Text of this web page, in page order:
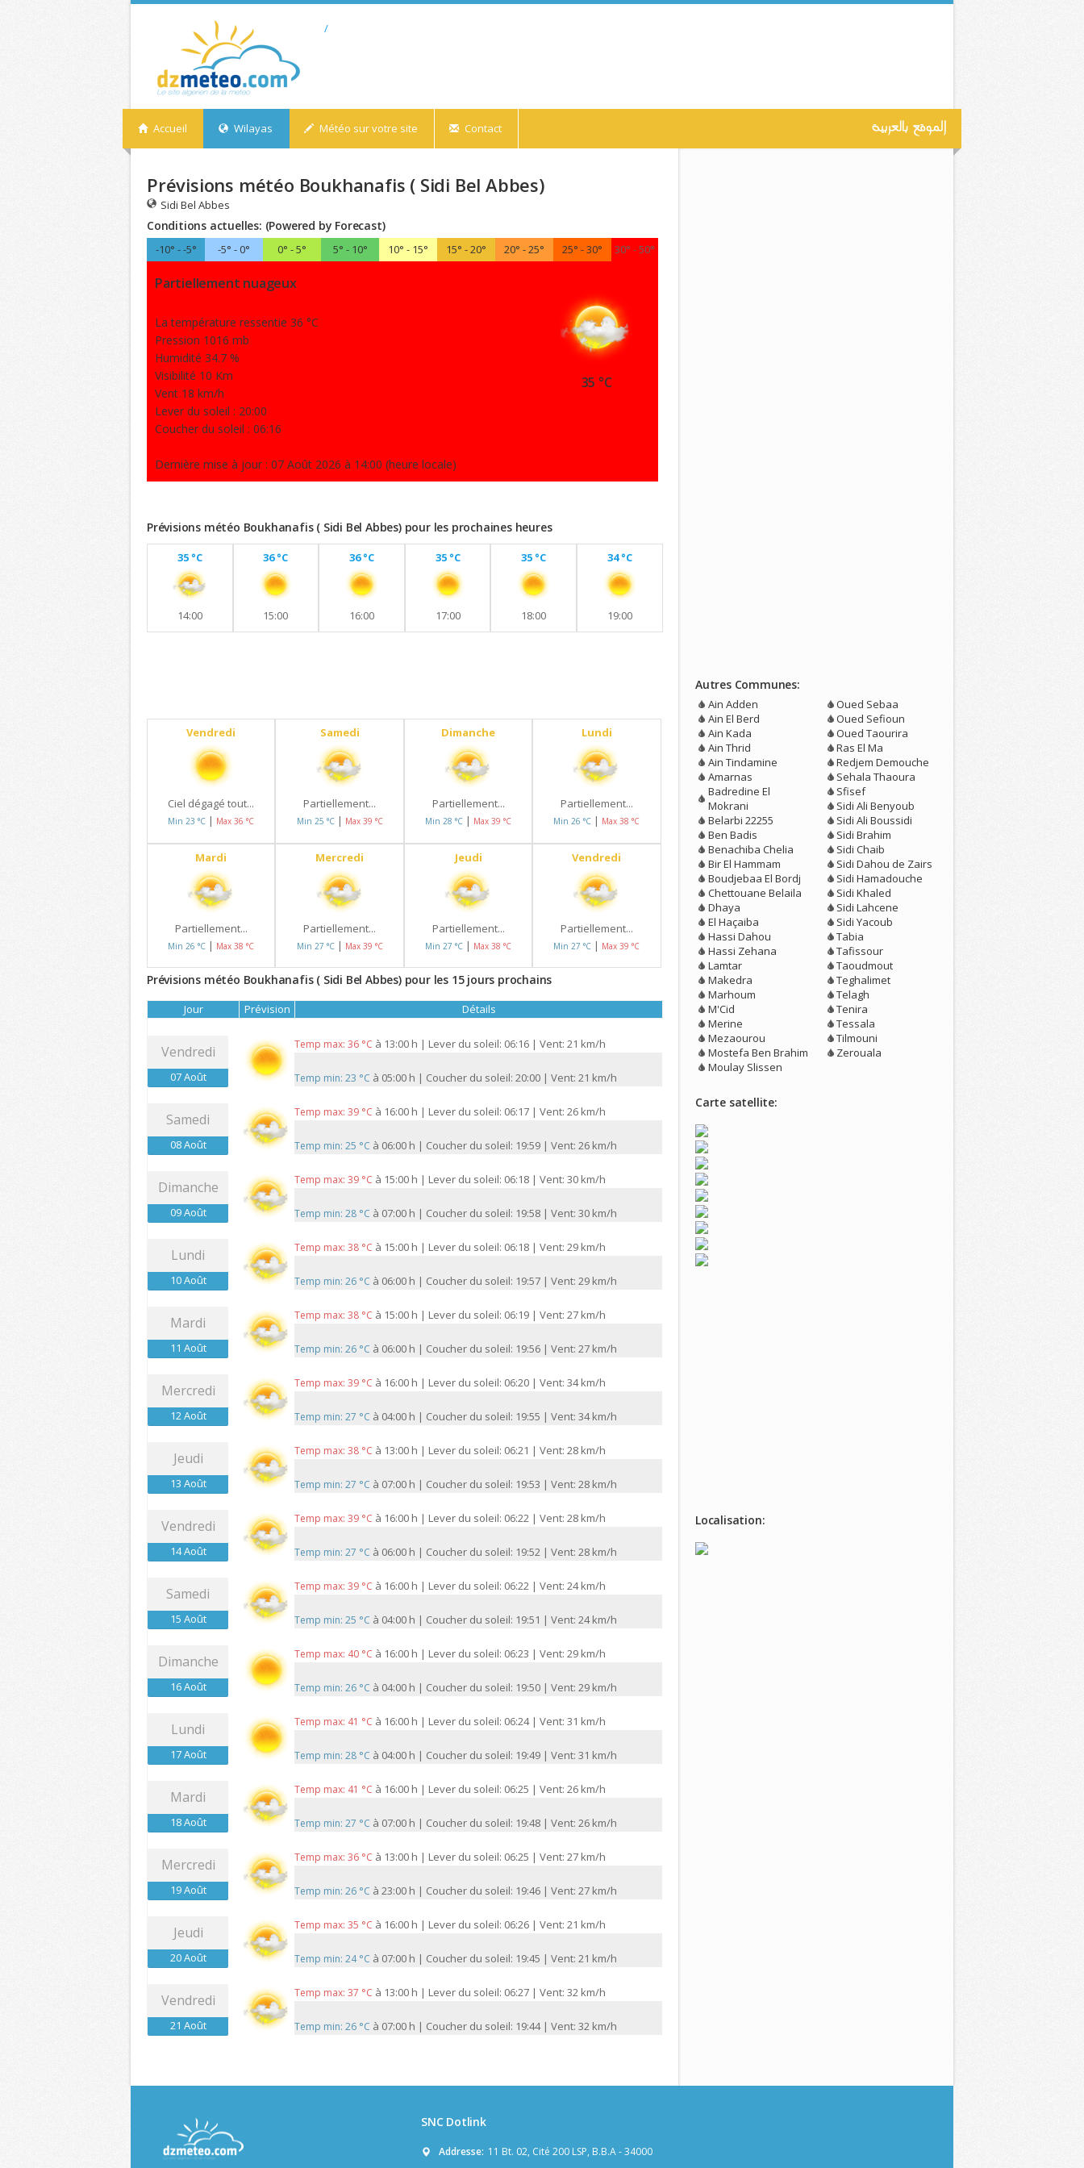
/
Accueil Wilayas Météo sur votre site Contact
Prévisions météo Boukhanafis ( Sidi Bel Abbes)
Sidi Bel Abbes
Conditions actuelles: (Powered by Forecast)
-10° - -5° -5° - 0° 0° - 5° 5° - 10° 10° - 15° 15° - 20° 20° - 25° 25° - 30° 30° - 50°
Partiellement nuageux
La température ressentie 36 °C
Pression 1016 mb
Humidité 34.7 %
Visibilité 10 Km
Vent 18 km/h
Lever du soleil : 20:00
Coucher du soleil : 06:16
Dernière mise à jour : 07 Août 2026 à 14:00 (heure locale)
35 °C
Prévisions météo Boukhanafis ( Sidi Bel Abbes) pour les prochaines heures
35 °C
14:00
36 °C
15:00
36 °C
16:00
35 °C
17:00
35 °C
18:00
34 °C
19:00
Vendredi
Ciel dégagé tout...
Min 23 °C | Max 36 °C
Samedi
Partiellement...
Min 25 °C | Max 39 °C
Dimanche
Partiellement...
Min 28 °C | Max 39 °C
Lundi
Partiellement...
Min 26 °C | Max 38 °C
Mardi
Partiellement...
Min 26 °C | Max 38 °C
Mercredi
Partiellement...
Min 27 °C | Max 39 °C
Jeudi
Partiellement...
Min 27 °C | Max 38 °C
Vendredi
Partiellement...
Min 27 °C | Max 39 °C
Prévisions météo Boukhanafis ( Sidi Bel Abbes) pour les 15 jours prochains
Jour Prévision Détails
Vendredi
07 Août
Temp max: 36 °C à 13:00 h | Lever du soleil: 06:16 | Vent: 21 km/h
Temp min: 23 °C à 05:00 h | Coucher du soleil: 20:00 | Vent: 21 km/h
Samedi
08 Août
Temp max: 39 °C à 16:00 h | Lever du soleil: 06:17 | Vent: 26 km/h
Temp min: 25 °C à 06:00 h | Coucher du soleil: 19:59 | Vent: 26 km/h
Dimanche
09 Août
Temp max: 39 °C à 15:00 h | Lever du soleil: 06:18 | Vent: 30 km/h
Temp min: 28 °C à 07:00 h | Coucher du soleil: 19:58 | Vent: 30 km/h
Lundi
10 Août
Temp max: 38 °C à 15:00 h | Lever du soleil: 06:18 | Vent: 29 km/h
Temp min: 26 °C à 06:00 h | Coucher du soleil: 19:57 | Vent: 29 km/h
Mardi
11 Août
Temp max: 38 °C à 15:00 h | Lever du soleil: 06:19 | Vent: 27 km/h
Temp min: 26 °C à 06:00 h | Coucher du soleil: 19:56 | Vent: 27 km/h
Mercredi
12 Août
Temp max: 39 °C à 16:00 h | Lever du soleil: 06:20 | Vent: 34 km/h
Temp min: 27 °C à 04:00 h | Coucher du soleil: 19:55 | Vent: 34 km/h
Jeudi
13 Août
Temp max: 38 °C à 13:00 h | Lever du soleil: 06:21 | Vent: 28 km/h
Temp min: 27 °C à 07:00 h | Coucher du soleil: 19:53 | Vent: 28 km/h
Vendredi
14 Août
Temp max: 39 °C à 16:00 h | Lever du soleil: 06:22 | Vent: 28 km/h
Temp min: 27 °C à 06:00 h | Coucher du soleil: 19:52 | Vent: 28 km/h
Samedi
15 Août
Temp max: 39 °C à 16:00 h | Lever du soleil: 06:22 | Vent: 24 km/h
Temp min: 25 °C à 04:00 h | Coucher du soleil: 19:51 | Vent: 24 km/h
Dimanche
16 Août
Temp max: 40 °C à 16:00 h | Lever du soleil: 06:23 | Vent: 29 km/h
Temp min: 26 °C à 04:00 h | Coucher du soleil: 19:50 | Vent: 29 km/h
Lundi
17 Août
Temp max: 41 °C à 16:00 h | Lever du soleil: 06:24 | Vent: 31 km/h
Temp min: 28 °C à 04:00 h | Coucher du soleil: 19:49 | Vent: 31 km/h
Mardi
18 Août
Temp max: 41 °C à 16:00 h | Lever du soleil: 06:25 | Vent: 26 km/h
Temp min: 27 °C à 07:00 h | Coucher du soleil: 19:48 | Vent: 26 km/h
Mercredi
19 Août
Temp max: 36 °C à 13:00 h | Lever du soleil: 06:25 | Vent: 27 km/h
Temp min: 26 °C à 23:00 h | Coucher du soleil: 19:46 | Vent: 27 km/h
Jeudi
20 Août
Temp max: 35 °C à 16:00 h | Lever du soleil: 06:26 | Vent: 21 km/h
Temp min: 24 °C à 07:00 h | Coucher du soleil: 19:45 | Vent: 21 km/h
Vendredi
21 Août
Temp max: 37 °C à 13:00 h | Lever du soleil: 06:27 | Vent: 32 km/h
Temp min: 26 °C à 07:00 h | Coucher du soleil: 19:44 | Vent: 32 km/h
Autres Communes:
Ain Adden
Ain El Berd
Ain Kada
Ain Thrid
Ain Tindamine
Amarnas
Badredine El
Mokrani
Belarbi 22255
Ben Badis
Benachiba Chelia
Bir El Hammam
Boudjebaa El Bordj
Chettouane Belaila
Dhaya
El Haçaiba
Hassi Dahou
Hassi Zehana
Lamtar
Makedra
Marhoum
M'Cid
Merine
Mezaourou
Mostefa Ben Brahim
Moulay Slissen
Oued Sebaa
Oued Sefioun
Oued Taourira
Ras El Ma
Redjem Demouche
Sehala Thaoura
Sfisef
Sidi Ali Benyoub
Sidi Ali Boussidi
Sidi Brahim
Sidi Chaib
Sidi Dahou de Zairs
Sidi Hamadouche
Sidi Khaled
Sidi Lahcene
Sidi Yacoub
Tabia
Tafissour
Taoudmout
Teghalimet
Telagh
Tenira
Tessala
Tilmouni
Zerouala
Carte satellite:
Localisation:
SNC Dotlink
Addresse: 11 Bt. 02, Cité 200 LSP, B.B.A - 34000